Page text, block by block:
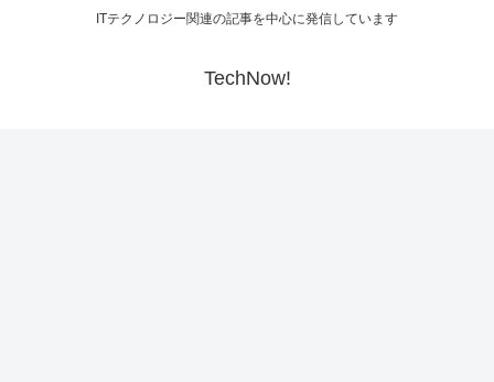
ITテクノロジー関連の記事を中心に発信しています
TechNow!